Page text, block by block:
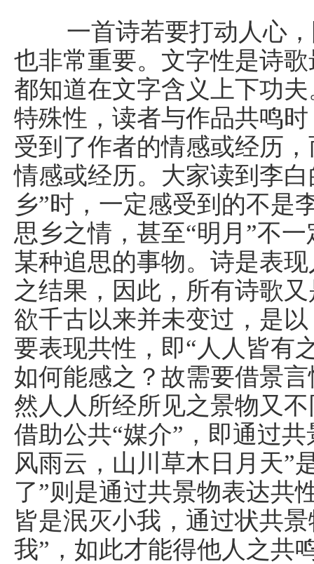
一首诗若要打动人心，
也非常重要。文字性是诗
都知道在文字含义上下功
特殊性，读者与作品共鸣
受到了作者的情感或经历
情感或经历。大家读到李
乡”时，一定感受到的不是
思乡之情，甚至“明月”不
某种追思的事物。诗是表
之结果，因此，所有诗歌
欲千古以来并未变过，是
要表现共性，即“人人皆有
如何能感之？故需要借景
然人人所经所见之景物又
借助公共“媒介”，即通过
风雨云，山川草木日月天”
了”则是通过共景物表达共
皆是泯灭小我，通过状共
我”，如此才能得他人之共